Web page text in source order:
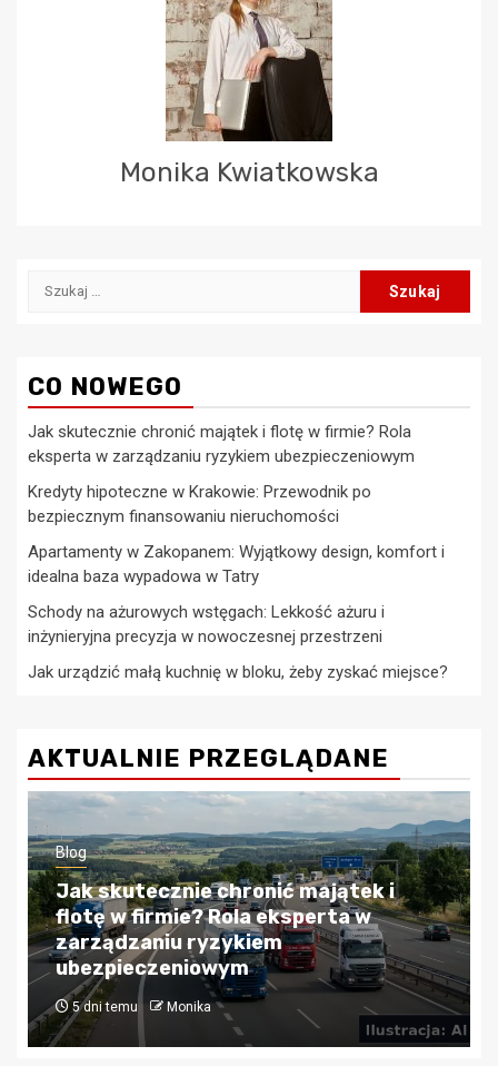
Monika Kwiatkowska
Szukaj:
CO NOWEGO
Jak skutecznie chronić majątek i flotę w firmie? Rola
eksperta w zarządzaniu ryzykiem ubezpieczeniowym
Kredyty hipoteczne w Krakowie: Przewodnik po
bezpiecznym finansowaniu nieruchomości
Apartamenty w Zakopanem: Wyjątkowy design, komfort i
idealna baza wypadowa w Tatry
Schody na ażurowych wstęgach: Lekkość ażuru i
inżynieryjna precyzja w nowoczesnej przestrzeni
Jak urządzić małą kuchnię w bloku, żeby zyskać miejsce?
AKTUALNIE PRZEGLĄDANE
Blog
Kredyty hipoteczne w Krakowie:
Przewodnik po bezpiecznym
finansowaniu nieruchomości
4 tygodnie temu Monika